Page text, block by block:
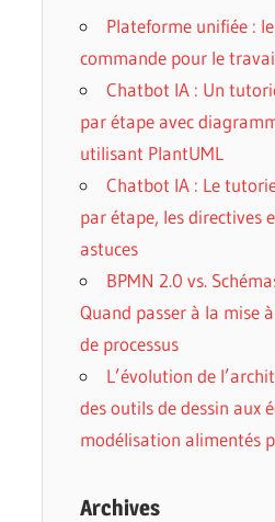
Plateforme unifiée :
commande pour le
Chatbot IA : Un
par étape avec
utilisant PlantUML
Chatbot IA : Le
par étape, les directives
astuces
BPMN 2.0 vs.
Quand passer à la mise
de processus
L’évolution de
des outils de dessin aux
modélisation alimentés
Archives